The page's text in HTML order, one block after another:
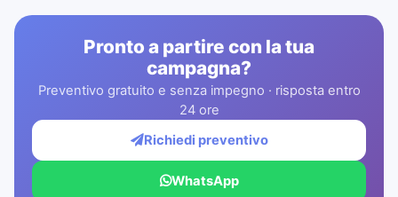
Pronto a partire con la tua
campagna?
Preventivo gratuito e senza impegno · risposta entro
24 ore
Richiedi preventivo
WhatsApp